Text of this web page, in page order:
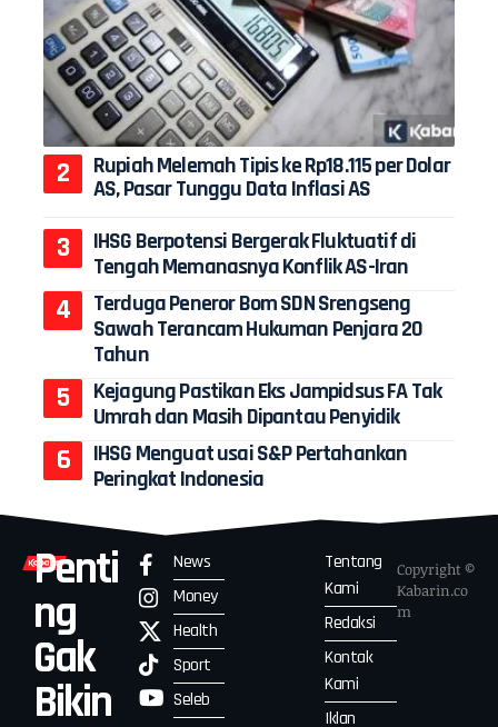
Rupiah Melemah Tipis ke Rp18.115 per Dolar
AS, Pasar Tunggu Data Inflasi AS
IHSG Berpotensi Bergerak Fluktuatif di
Tengah Memanasnya Konflik AS-Iran
Terduga Peneror Bom SDN Srengseng
Sawah Terancam Hukuman Penjara 20
Tahun
Kejagung Pastikan Eks Jampidsus FA Tak
Umrah dan Masih Dipantau Penyidik
IHSG Menguat usai S&P Pertahankan
Peringkat Indonesia
Penti
ng
Gak
Bikin
News
Money
Health
Sport
Seleb
Tentang
Kami
Redaksi
Kontak
Kami
Iklan
Copyright ©
Kabarin.co
m